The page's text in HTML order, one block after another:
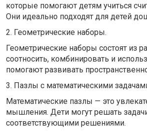
которые помогают детям учиться
Они идеально подходят для детей
2. Геометрические наборы.
Геометрические наборы состоят из
соотносить, комбинировать и
помогают развивать
3. Пазлы с математическими
Математические пазлы — это
мышления. Дети могут решать
соответствующими решениями.